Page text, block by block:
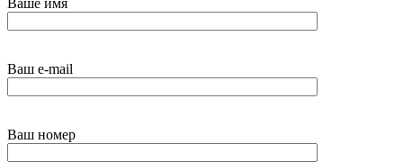
Ваш e-mail
Ваш номер